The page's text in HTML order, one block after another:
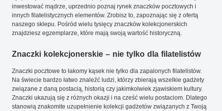
inwestować mądrze, uprzednio poznaj rynek znaczków pocztowych i
innych filatelistycznych elementów. Zrobisz to, zapoznając się z ofertą
naszego sklepu. Pośród wielu tysięcy znaczków kolekcjonerskich
znajdziesz egzemplarze, które mają swoją wartość historyczną.
Znaczki kolekcjonerskie – nie tylko dla filatelistów
Znaczki pocztowe to łakomy kąsek nie tylko dla zapalonych filatelistów.
Na świecie bardzo łatwo znaleźć ludzi, którzy zbierają wszelkie gadżety
związane z daną postacią, historią czy jakimkolwiek zjawiskiem kultury.
Znaczki ukazują się z różnych okazji i na cześć wielu postaciom. Dlatego
stanowią znakomite uzupełnienie kolekcji gadżetów związanych z Twoją